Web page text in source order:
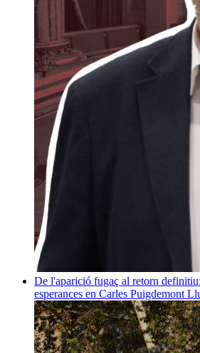
De l'aparició fugaç al retorn
esperances en Carles Puigdemont